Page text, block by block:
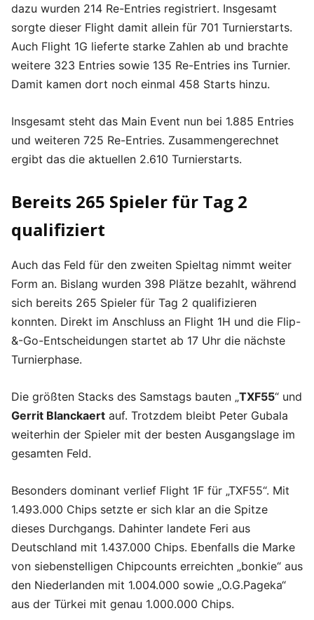
dazu wurden 214 Re-Entries registriert. Insgesamt
sorgte dieser Flight damit allein für 701 Turnierstarts.
Auch Flight 1G lieferte starke Zahlen ab und brachte
weitere 323 Entries sowie 135 Re-Entries ins Turnier.
Damit kamen dort noch einmal 458 Starts hinzu.
Insgesamt steht das Main Event nun bei 1.885 Entries
und weiteren 725 Re-Entries. Zusammengerechnet
ergibt das die aktuellen 2.610 Turnierstarts.
Bereits 265 Spieler für Tag 2
qualifiziert
Auch das Feld für den zweiten Spieltag nimmt weiter
Form an. Bislang wurden 398 Plätze bezahlt, während
sich bereits 265 Spieler für Tag 2 qualifizieren
konnten. Direkt im Anschluss an Flight 1H und die Flip-
&-Go-Entscheidungen startet ab 17 Uhr die nächste
Turnierphase.
Die größten Stacks des Samstags bauten „TXF55“ und
Gerrit Blanckaert auf. Trotzdem bleibt Peter Gubala
weiterhin der Spieler mit der besten Ausgangslage im
gesamten Feld.
Besonders dominant verlief Flight 1F für „TXF55“. Mit
1.493.000 Chips setzte er sich klar an die Spitze
dieses Durchgangs. Dahinter landete Feri aus
Deutschland mit 1.437.000 Chips. Ebenfalls die Marke
von siebenstelligen Chipcounts erreichten „bonkie“ aus
den Niederlanden mit 1.004.000 sowie „O.G.Pageka“
aus der Türkei mit genau 1.000.000 Chips.